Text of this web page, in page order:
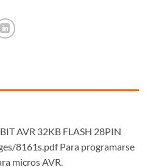
AVR 32KB FLASH 28PIN
8161s.pdf Para programarse
micros AVR.